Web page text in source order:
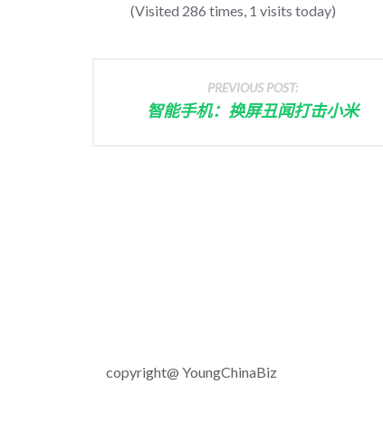
(Visited 286 times, 1 visits today)
PREVIOUS POST:
智能手机：换屏丑闻打击小米
copyright@ YoungChinaBiz